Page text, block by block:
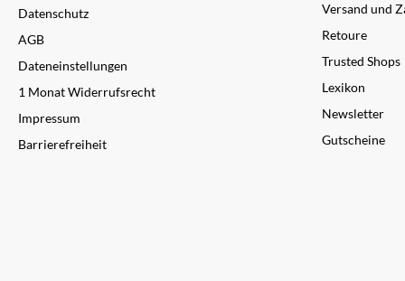
Datenschutz
AGB
Dateneinstellungen
1 Monat Widerrufsrecht
Impressum
Barrierefreiheit
Versand und
Retoure
Trusted Shops
Lexikon
Newsletter
Gutscheine